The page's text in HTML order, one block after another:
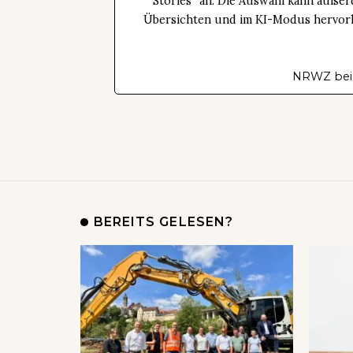
Übersichten und im KI-Modus
NRWZ
BEREITS GELESEN?